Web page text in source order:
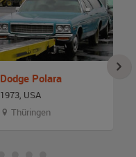
Dodge Polara
1973, USA
Thüringen